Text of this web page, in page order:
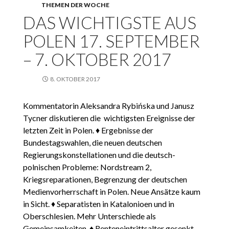
THEMEN DER WOCHE
DAS WICHTIGSTE AUS
POLEN 17. SEPTEMBER
– 7. OKTOBER 2017
8. OKTOBER 2017
Kommentatorin Aleksandra Rybińska und Janusz
Tycner diskutieren die wichtigsten Ereignisse der
letzten Zeit in Polen. ♦ Ergebnisse der
Bundestagswahlen, die neuen deutschen
Regierungskonstellationen und die deutsch-
polnischen Probleme: Nordstream 2,
Kriegsreparationen, Begrenzung der deutschen
Medienvorherrschaft in Polen. Neue Ansätze kaum
in Sicht. ♦ Separatisten in Katalonioen und in
Oberschlesien. Mehr Unterschiede als